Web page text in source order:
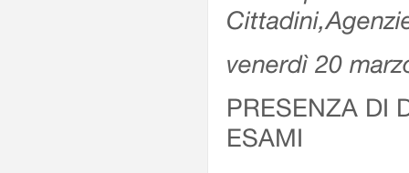
venerdì 20
PRESENZA DI
ESAMI